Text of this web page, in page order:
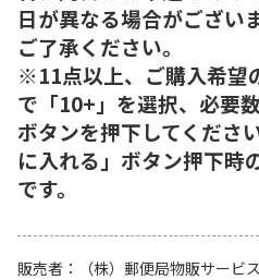
日が異なる場合がござい
ご了承ください。
※11点以上、ご購入希望
で「10+」を選択、必要
ボタンを押下してくださ
に入れる」ボタン押下時
です。
販売者
（株）郵便局物販サービ